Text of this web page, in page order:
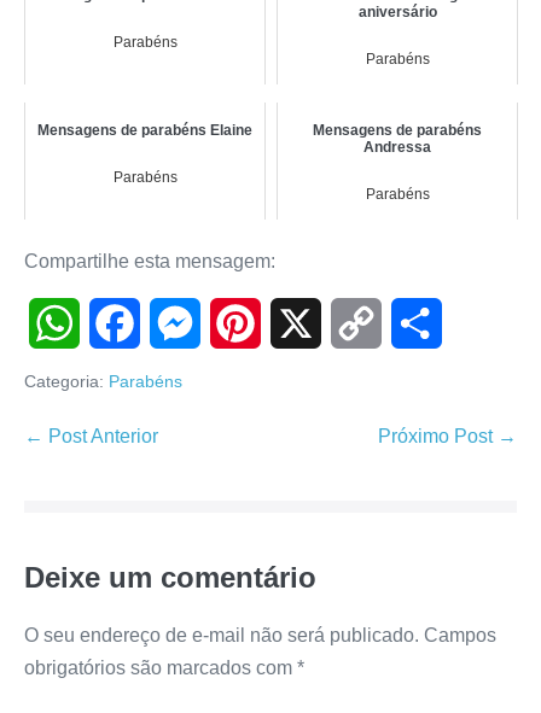
Parabéns
aniversário
Parabéns
Mensagens de parabéns Elaine
Parabéns
Mensagens de parabéns
Andressa
Parabéns
Compartilhe esta mensagem:
W
s
A
p
a
b
o
o
M
e
n
g
e
r
e
i
Categoria: Parabéns
Navegação
← Post Anterior Próximo Post →
Deixe um comentário
O seu endereço de e-mail não será publicado. Campos
obrigatórios são marcados com *